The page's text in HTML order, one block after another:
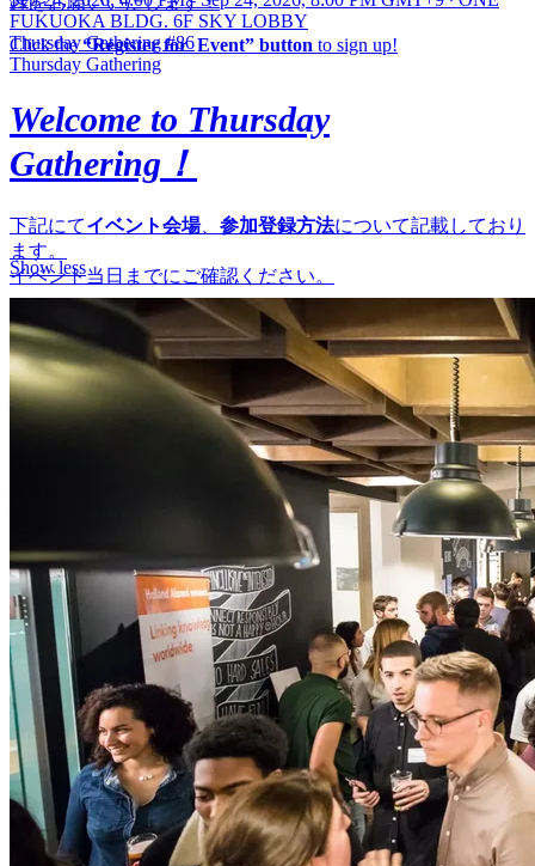
Click the“Register for Event” button to sign up!
FUKUOKA BLDG. 6F SKY LOBBY
Thursday Gathering #86
Thursday Gathering
Welcome to Thursday
Gathering！
下記にてイベント会場、 参加登録方法について記載しており
ます。
イベント当日までにご確認ください。
Below, you’ll find information about the event venue, how to
register, and how to join online. Please take a moment to review
the details before the event day .
——
現地会場 | Venue：ONE FUKUOKA BLDG. 6F SKYLOBBY
〒810-0001 福岡県福岡市中央区天神1丁目11
1 Chome-11-1 Tenjin, Chuo Ward, Fukuoka, 810-0001
*オフィス直通エレベーター1F/ B2から6Fにお越しください|
Please take the office-direct elevator from 1F or B2 to the 6th floor
(行き方動画 | Direction video)
ご入場は、お手元のスマートフォンで！
6Fに着きましたら、受付のQRコードを読み込み、Thursday
Gatheringをお楽しみください。 （※チケットのプリントア
ウトは不要です）
Your phone is the ticket!
At the 6F reception, simply scan the QR code and enjoy Thursday
Gathering! (*NO printed tickets needed.)
Show less